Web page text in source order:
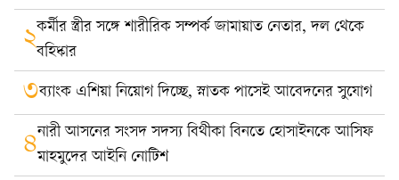
২কর্মীর স্ত্রীর সঙ্গে শারীরিক সম্পর্ক জামায়াত নেতার, দল থেকে
বহিষ্কার
৩ব্যাংক এশিয়া নিয়োগ দিচ্ছে, স্নাতক পাসেই আবেদনের সুযোগ
৪নারী আসনের সংসদ সদস্য বিথীকা বিনতে হোসাইনকে আসিফ
মাহমুদের আইনি নোটিশ